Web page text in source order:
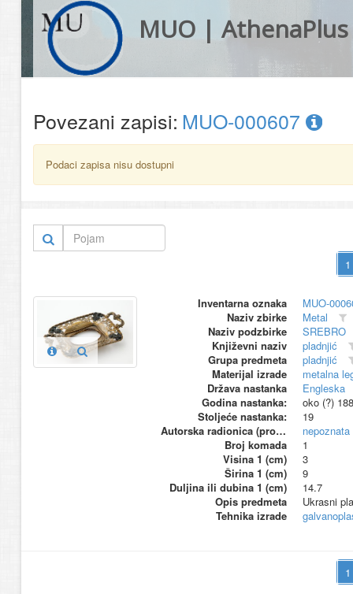
MUO | AthenaPlus
Povezani zapisi: MUO-000607
Podaci zapisa nisu dostupni
Inventarna oznaka
MUO-
Naziv zbirke
Metal
Naziv podzbirke
SREBRO
Književni naziv
pladnjić
Grupa predmeta
pladnjić
Materijal izrade
metalna
Država nastanka
Engleska
Godina nastanka:
oko (?)
Stoljeće nastanka:
19
Autorska radionica (proizvođač)
nepoznata
Broj komada
1
Visina 1 (cm)
3
Širina 1 (cm)
9
Duljina ili dubina 1 (cm)
14.7
Opis predmeta
Ukrasni
Tehnika izrade